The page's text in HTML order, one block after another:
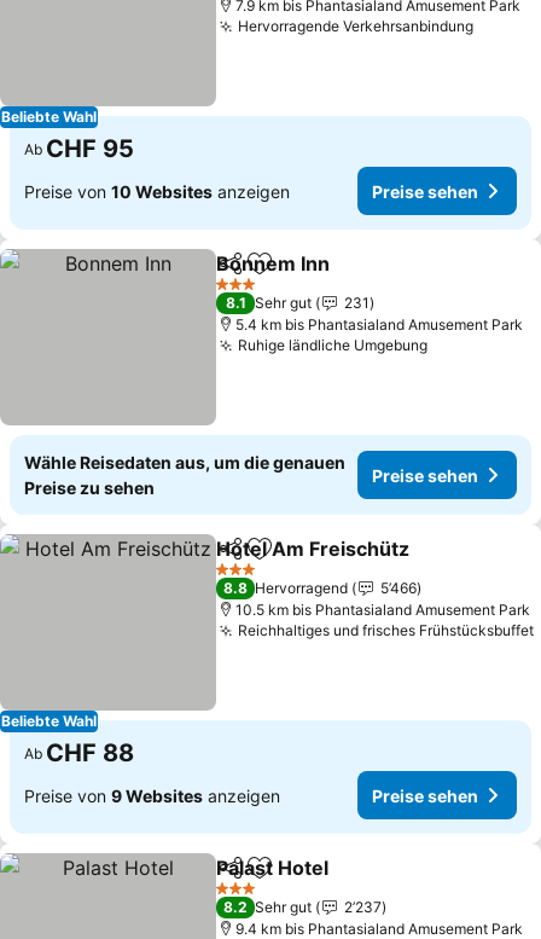
Beliebte Wahl
7.9 km bis Phantasialand Amusement Park
Hervorragende Verkehrsanbindung
Ab CHF 95
Preise von 10 Websites anzeigen Preise sehen
TeilenZu Favoriten hinzufügen
Bonnem Inn
3 Sterne
8.1 Sehr gut
231
5.4 km bis Phantasialand Amusement Park
Ruhige ländliche Umgebung
Wähle Reisedaten aus, um die genauen
Preise zu sehen
Preise sehen
Beliebte Wahl
TeilenZu Favoriten hinzufügen
Hotel Am Freischütz
3 Sterne
8.8 Hervorragend
5’466
10.5 km bis Phantasialand Amusement Park
Reichhaltiges und frisches Frühstücksbuffet
Ab CHF 88
Preise von 9 Websites anzeigen Preise sehen
TeilenZu Favoriten hinzufügen
Palast Hotel
3 Sterne
8.2 Sehr gut
2’237
9.4 km bis Phantasialand Amusement Park